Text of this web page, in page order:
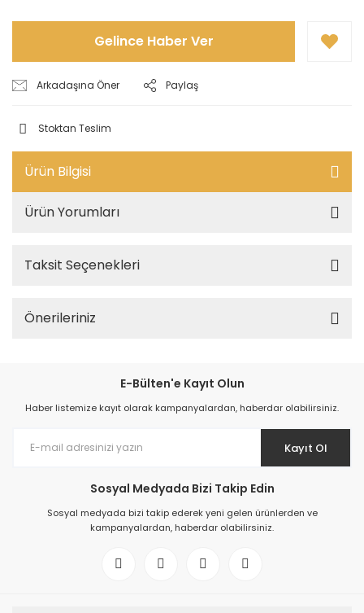
Gelince Haber Ver
Arkadaşına Öner Paylaş
Stoktan Teslim
Ürün Bilgisi
Ürün Yorumları
Taksit Seçenekleri
Önerileriniz
E-Bülten'e Kayıt Olun
Haber listemize kayıt olarak kampanyalardan, haberdar olabilirsiniz.
Kayıt Ol
Sosyal Medyada Bizi Takip Edin
Sosyal medyada bizi takip ederek yeni gelen ürünlerden ve
kampanyalardan, haberdar olabilirsiniz.